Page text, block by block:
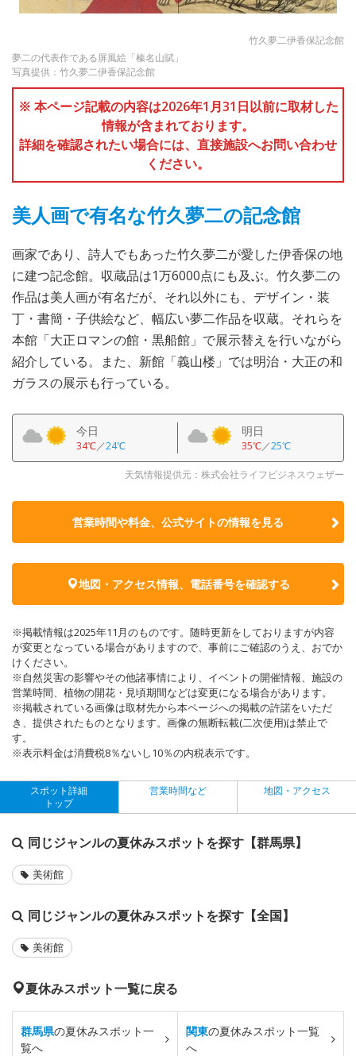
竹久夢二伊香保記念館
夢二の代表作である屏風絵「榛名山賦」
写真提供：竹久夢二伊香保記念館
※ 本ページ記載の内容は2026年1月31日以前に取材した
情報が含まれております。
詳細を確認されたい場合には、直接施設へお問い合わせ
ください。
美人画で有名な竹久夢二の記念館
画家であり、詩人でもあった竹久夢二が愛した伊香保の地
に建つ記念館。収蔵品は1万6000点にも及ぶ。竹久夢二の
作品は美人画が有名だが、それ以外にも、デザイン・装
丁・書簡・子供絵など、幅広い夢二作品を収蔵。それらを
本館「大正ロマンの館・黒船館」で展示替えを行いながら
紹介している。また、新館「義山楼」では明治・大正の和
ガラスの展示も行っている。
今日
34℃／24℃
明日
35℃／25℃
天気情報提供元：株式会社ライフビジネスウェザー
営業時間や料金、公式サイトの情報を見る
地図・アクセス情報、電話番号を確認する
※掲載情報は2025年11月のものです。随時更新をしておりますが内容
が変更となっている場合がありますので、事前にご確認のうえ、おでか
けください。
※自然災害の影響やその他諸事情により、イベントの開催情報、施設の
営業時間、植物の開花・見頃期間などは変更になる場合があります。
※掲載されている画像は取材先から本ページへの掲載の許諾をいただ
き、提供されたものとなります。画像の無断転載(二次使用)は禁止で
す。
※表示料金は消費税8％ないし10％の内税表示です。
スポット詳細
トップ
営業時間など 地図・アクセス
同じジャンルの夏休みスポットを探す【群馬県】
美術館
同じジャンルの夏休みスポットを探す【全国】
美術館
夏休みスポット一覧に戻る
群馬県の夏休みスポット一
覧へ
関東の夏休みスポット一覧
へ